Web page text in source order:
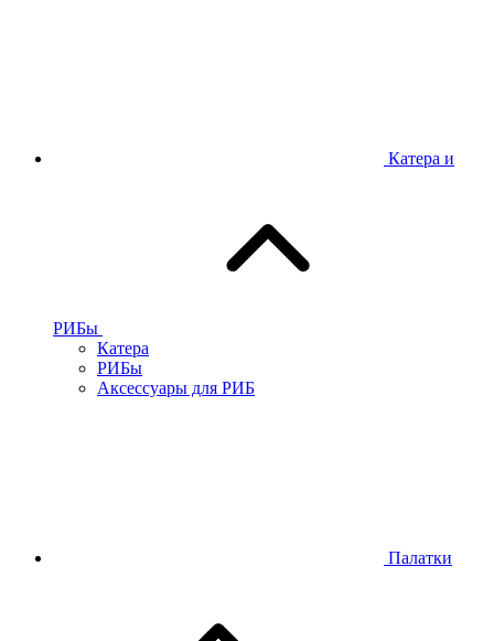
Катера и
РИБы
Катера
РИБы
Аксессуары для РИБ
Палатки